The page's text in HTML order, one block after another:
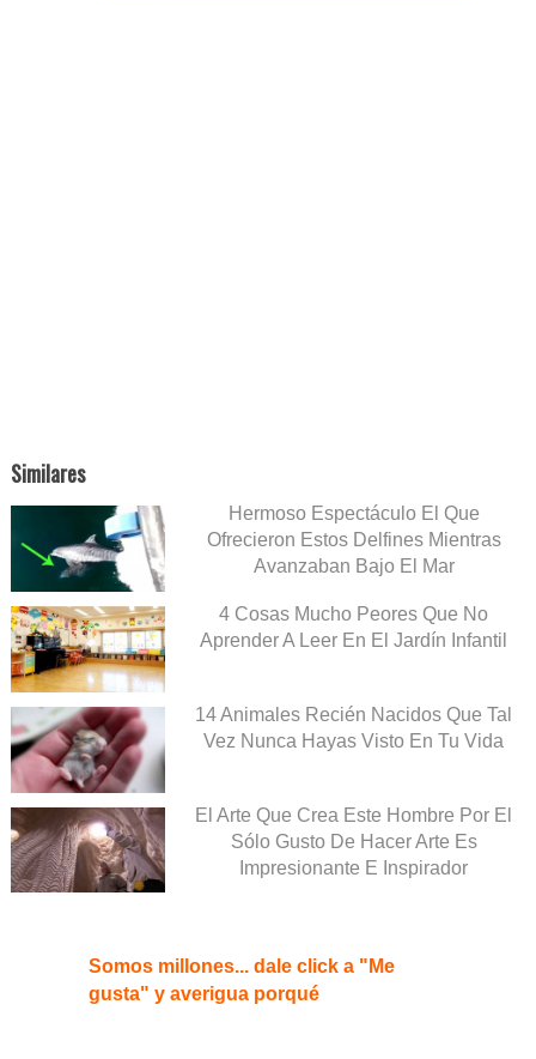
Similares
Hermoso Espectáculo El Que
Ofrecieron Estos Delfines Mientras
Avanzaban Bajo El Mar
4 Cosas Mucho Peores Que No
Aprender A Leer En El Jardín Infantil
14 Animales Recién Nacidos Que Tal
Vez Nunca Hayas Visto En Tu Vida
El Arte Que Crea Este Hombre Por El
Sólo Gusto De Hacer Arte Es
Impresionante E Inspirador
Somos millones... dale click a "Me
gusta" y averigua porqué